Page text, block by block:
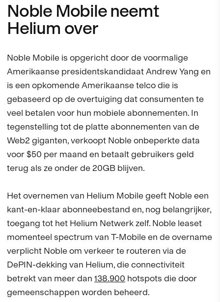
Noble Mobile neemt
Helium over
Noble Mobile is opgericht door de voormalige
Amerikaanse presidentskandidaat Andrew Yang en
is een opkomende Amerikaanse telco die is
gebaseerd op de overtuiging dat consumenten te
veel betalen voor hun mobiele abonnementen. In
tegenstelling tot de platte abonnementen van de
Web2 giganten, verkoopt Noble onbeperkte data
voor $50 per maand en betaalt gebruikers geld
terug als ze onder de 20GB blijven.
Het overnemen van Helium Mobile geeft Noble een
kant-en-klaar abonneebestand en, nog belangrijker,
toegang tot het Helium Netwerk zelf. Noble leaset
momenteel spectrum van T-Mobile en de overname
verplicht Noble om verkeer te routeren via de
DePIN-dekking van Helium, die connectiviteit
betrekt van meer dan 138.900 hotspots die door
gemeenschappen worden beheerd.